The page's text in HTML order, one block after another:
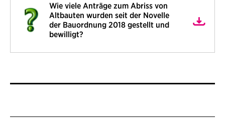
Wie viele Anträge zum Abriss von
Altbauten wurden seit der Novelle
der Bauordnung 2018 gestellt und
bewilligt?